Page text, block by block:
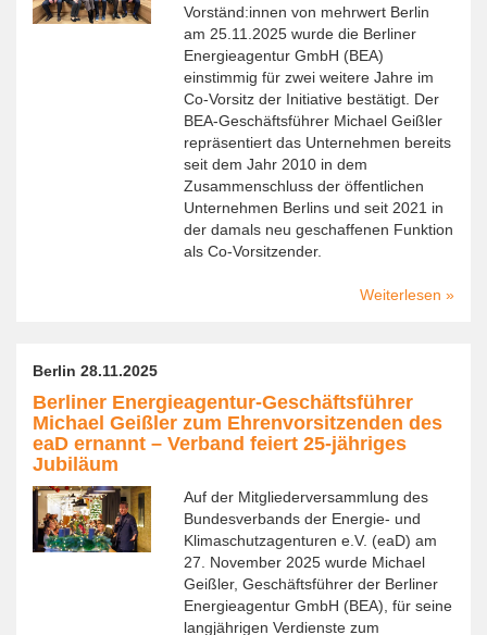
Vorständ:innen von mehrwert Berlin
am 25.11.2025 wurde die Berliner
Energieagentur GmbH (BEA)
einstimmig für zwei weitere Jahre im
Co-Vorsitz der Initiative bestätigt. Der
BEA-Geschäftsführer Michael Geißler
repräsentiert das Unternehmen bereits
seit dem Jahr 2010 in dem
Zusammenschluss der öffentlichen
Unternehmen Berlins und seit 2021 in
der damals neu geschaffenen Funktion
als Co-Vorsitzender.
Weiterlesen über
der
Berlin 28.11.2025
Berliner Energieagentur-Geschäftsführer
Michael Geißler zum Ehrenvorsitzenden des
eaD ernannt – Verband feiert 25-jähriges
Jubiläum
Auf der Mitgliederversammlung des
Bundesverbands der Energie- und
Klimaschutzagenturen e.V. (eaD) am
27. November 2025 wurde Michael
Geißler, Geschäftsführer der Berliner
Energieagentur GmbH (BEA), für seine
langjährigen Verdienste zum